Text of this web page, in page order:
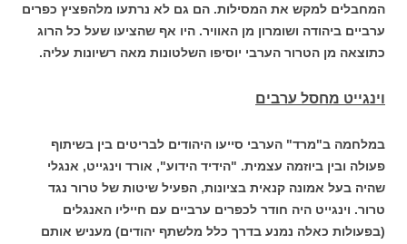
המחבלים למקש את המסילות. הם גם לא נרתעו מלהפציץ כפרים
ערביים ביהודה ושומרון מן האוויר. היו אף שהציעו שעל כל הרוג
כתוצאה מן הטרור הערבי יוסיפו השלטונות מאה רשיונות עליה.
וינגייט מחסל ערבים
במלחמה ב"מרד" הערבי סייעו היהודים לבריטים בין בשיתוף
פעולה ובין ביוזמה עצמית. "הידיד הידוע", אורד וינגייט, אנגלי
שהיה בעל אמונה קנאית בציונות, הפעיל שיטות של טרור נגד
טרור. וינגייט היה חודר לכפרים ערביים עם חייליו האנגלים
(בפעולות כאלה נמנע בדרך כלל מלשתף יהודים) מעניש אותם